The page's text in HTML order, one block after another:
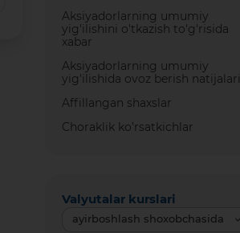
Aksiyadorlarning umumiy
yig'ilishini o'tkazish to'g'risida
xabar
Aksiyadorlarning umumiy
yig'ilishida ovoz berish natijalari
Affillangan shaxslar
Choraklik ko’rsatkichlar
Valyutalar kurslari
ayirboshlash shoxobchasida